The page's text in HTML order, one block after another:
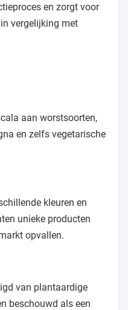
en zorgt voor
vergelijking met
aan worstsoorten,
en zelfs vegetarische
kleuren en
unieke producten
opvallen.
van plantaardige
beschouwd als een